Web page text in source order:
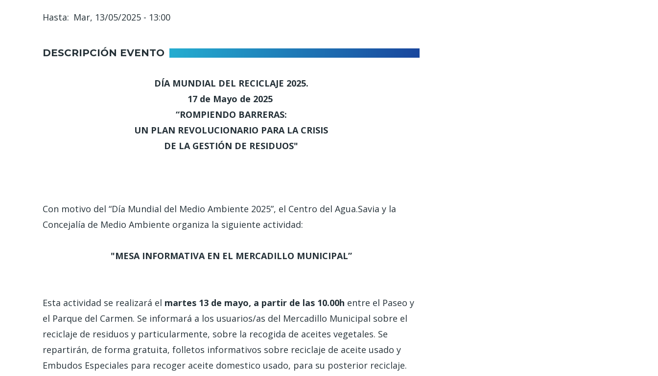
Hasta Mar, 13/05/2025 - 13:00
DESCRIPCIÓN EVENTO
DÍA MUNDIAL DEL RECICLAJE 2025.
17 de Mayo de 2025
“ROMPIENDO BARRERAS:
UN PLAN REVOLUCIONARIO PARA LA CRISIS
DE LA GESTIÓN DE RESIDUOS"
Con motivo del “Día Mundial del Medio Ambiente 2025”, el Centro del Agua.Savia y la
Concejalía de Medio Ambiente organiza la siguiente actividad:
"MESA INFORMATIVA EN EL MERCADILLO MUNICIPAL”
Esta actividad se realizará el martes 13 de mayo, a partir de las 10.00h entre el Paseo y
el Parque del Carmen. Se informará a los usuarios/as del Mercadillo Municipal sobre el
reciclaje de residuos y particularmente, sobre la recogida de aceites vegetales. Se
repartirán, de forma gratuita, folletos informativos sobre reciclaje de aceite usado y
Embudos Especiales para recoger aceite domestico usado, para su posterior reciclaje.